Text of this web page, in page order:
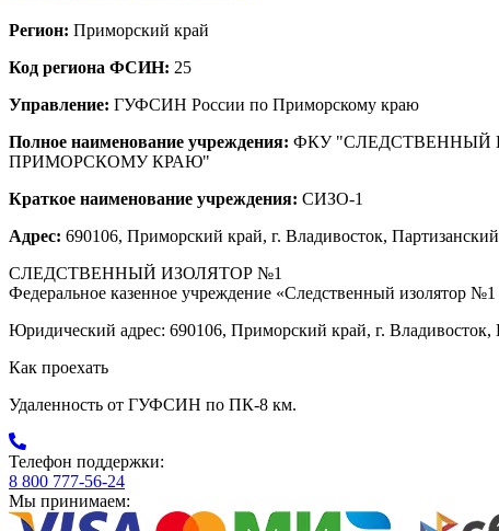
Регион: Приморский край
Код региона ФСИН: 25
Управление: ГУФСИН России по Приморскому краю
Полное наименование учреждения: ФКУ "СЛЕДСТВЕННЫЙ
ПРИМОРСКОМУ КРАЮ"
Краткое наименование учреждения: СИЗО-1
Адрес: 690106, Приморский край, г. Владивосток,
СЛЕДСТВЕННЫЙ ИЗОЛЯТОР №1
Федеральное казенное учреждение «Следственный изолятор
Юридический адрес: 690106, Приморский край, г. Владивосток,
Как проехать
Удаленность от ГУФСИН по ПК-8 км.
Телефон поддержки:
8 800 777-56-24
Мы принимаем: